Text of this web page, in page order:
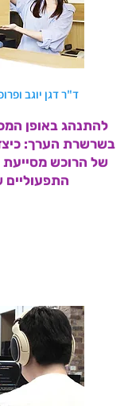
ד"ר דגן יוגב
להתנהג באופן
בשרשרת הערך:
של הרוכש מסייעת